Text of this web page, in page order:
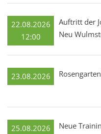
22.08.2026
12:00
Auftritt der
Neu
23.08.2026
25.08.2026
Neue